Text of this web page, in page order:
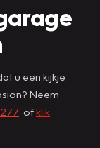
u een kijkje
Neem
ofklik